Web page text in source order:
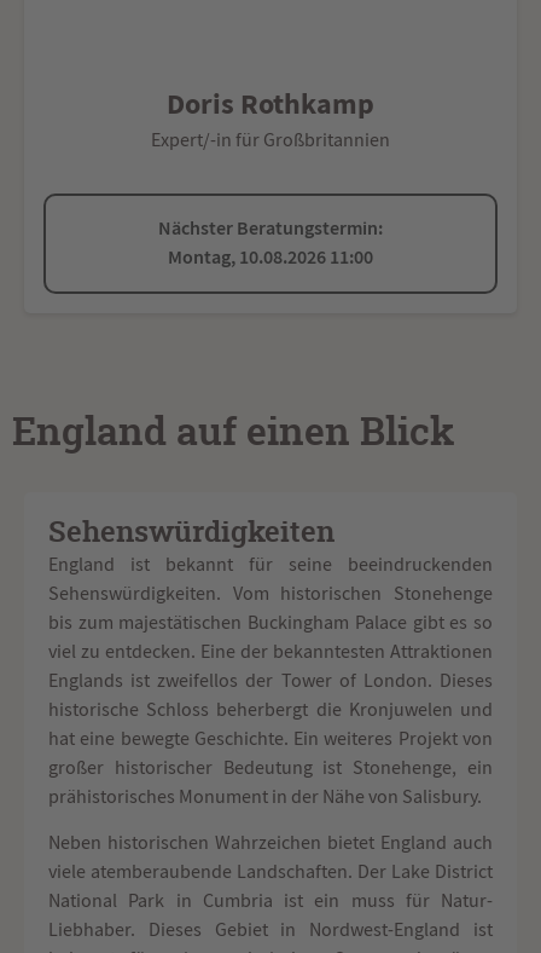
Doris Rothkamp
Expert/-in für Großbritannien
Nächster Beratungstermin:
Montag, 10.08.2026 11:00
England auf einen Blick
Sehenswürdigkeiten
England ist bekannt für seine beeindruckenden
Sehenswürdigkeiten. Vom historischen Stonehenge
bis zum majestätischen Buckingham Palace gibt es so
viel zu entdecken. Eine der bekanntesten Attraktionen
Englands ist zweifellos der Tower of London. Dieses
historische Schloss beherbergt die Kronjuwelen und
hat eine bewegte Geschichte. Ein weiteres Projekt von
großer historischer Bedeutung ist Stonehenge, ein
prähistorisches Monument in der Nähe von Salisbury.
Neben historischen Wahrzeichen bietet England auch
viele atemberaubende Landschaften. Der Lake District
National Park in Cumbria ist ein muss für Natur-
Liebhaber. Dieses Gebiet in Nordwest-England ist